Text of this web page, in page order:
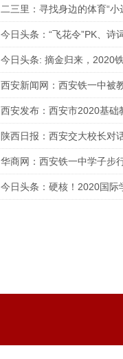
二三里：寻找身边的体育“
今日头条：“飞花令”PK、诗
今日头条: 摘金归来，2020
西安新闻网：西安铁一中被
西安发布：西安市2020基础
陕西日报：西安交大校长对
华商网：西安铁一中学子步
今日头条：硬核！2020国际